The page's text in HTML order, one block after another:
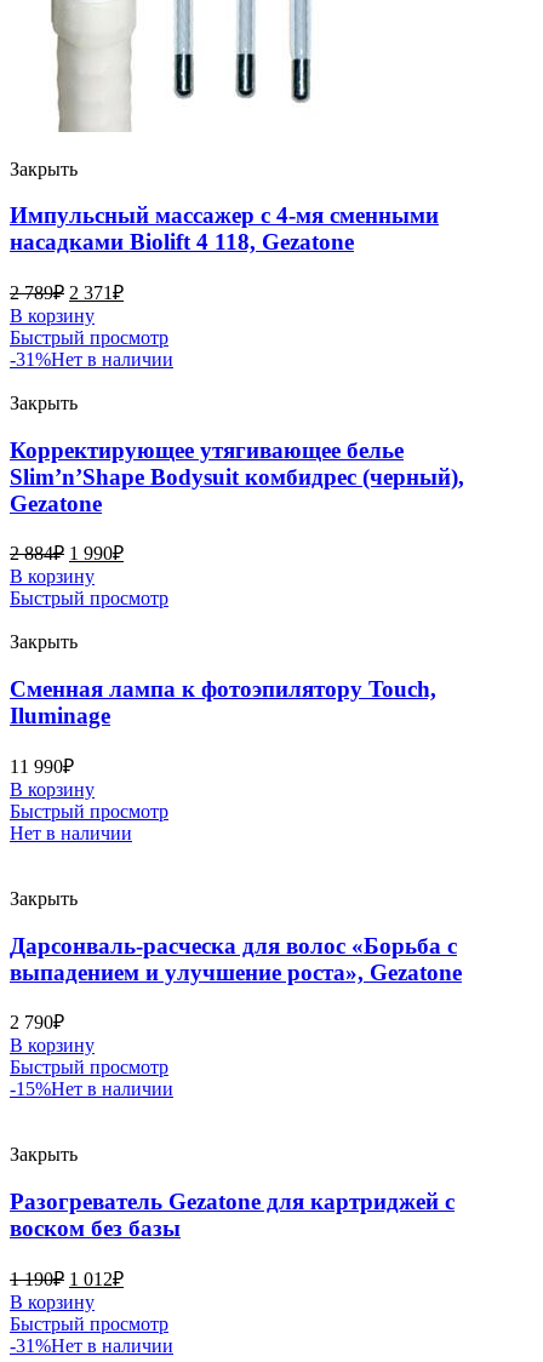
Закрыть
Импульсный массажер с 4-мя сменными
насадками Biolift 4 118, Gezatone
2 789₽ 2 371₽
В корзину
Быстрый просмотр
-31%Нет в наличии
Закрыть
Корректирующее утягивающее белье
Slim’n’Shape Bodysuit комбидрес (черный),
Gezatone
2 884₽ 1 990₽
В корзину
Быстрый просмотр
Закрыть
Сменная лампа к фотоэпилятору Touch,
Iluminage
11 990₽
В корзину
Быстрый просмотр
Нет в наличии
Закрыть
Дарсонваль-расческа для волос «Борьба с
выпадением и улучшение роста», Gezatone
2 790₽
В корзину
Быстрый просмотр
-15%Нет в наличии
Закрыть
Разогреватель Gezatone для картриджей с
воском без базы
1 190₽ 1 012₽
В корзину
Быстрый просмотр
-31%Нет в наличии